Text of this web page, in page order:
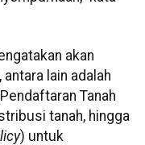
akan
lain adalah
Tanah
tanah, hingga
) untuk